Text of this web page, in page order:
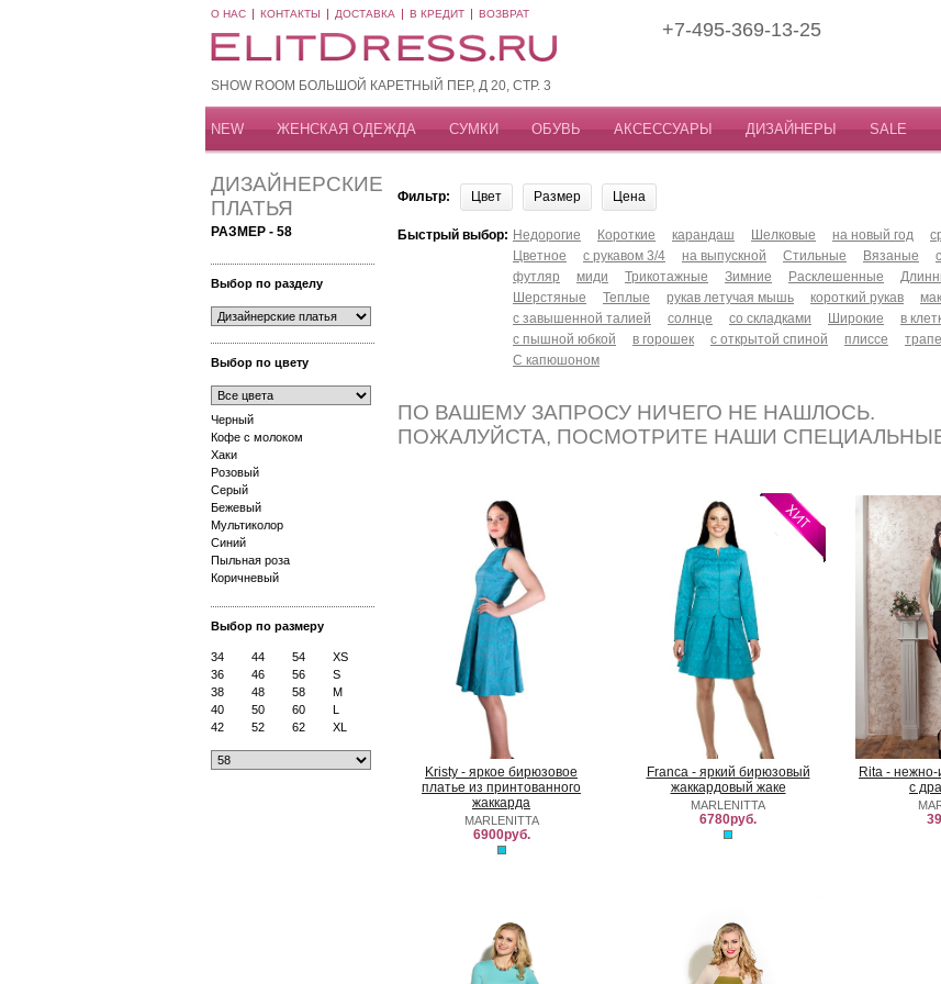
О НАС КОНТАКТЫ ДОСТАВКА В КРЕДИТ ВОЗВРАТ
SHOW ROOM БОЛЬШОЙ КАРЕТНЫЙ ПЕР, Д 20, СТР. 3
+7-495-369-13-25
NEW ЖЕНСКАЯ ОДЕЖДА СУМКИ ОБУВЬ АКСЕССУАРЫ ДИЗАЙНЕРЫ SALE
ДИЗАЙНЕРСКИЕ
ПЛАТЬЯ
РАЗМЕР - 58
Выбор по разделу
Выбор по цвету
Черный
Кофе с молоком
Хаки
Розовый
Серый
Бежевый
Мультиколор
Синий
Пыльная роза
Коричневый
Выбор по размеру
34 44 54
XS
36
46 56
S
38
48 58
M
40
50 60
L
42
52 62 XL
Фильтр: Цвет Размер Цена
Быстрый выбор: Недорогие Короткие карандаш Шелковые на новый год
Цветное
с рукавом 3/4 на выпускной Стильные Вязаные
футляр
миди Трикотажные Зимние Расклешенные
Шерстяные
Теплые рукав летучая мышь короткий рукав
с завышенной талией
солнце со складками Широкие в
с пышной юбкой
в горошек с открытой спиной плиссе
С капюшоном
ПО ВАШЕМУ ЗАПРОСУ НИЧЕГО НЕ НАШЛОСЬ.
ПОЖАЛУЙСТА, ПОСМОТРИТЕ НАШИ
Kristy - яркое бирюзовое
платье из принтованного
жаккарда
MARLENITTA
6900руб.
Franca - яркий бирюзовый
жаккардовый жаке
MARLENITTA
6780руб.
Rita - нежно-
с